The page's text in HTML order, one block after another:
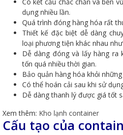
dụng nhiều lần.
Quá trình đóng hàng hóa rất
Thiết kế đặc biệt dễ dàng
loại phương tiện khác nhau
Dễ dàng đóng và lấy hàng ra
tốn quá nhiều thời gian.
Bảo quản hàng hóa khỏi
Có thể hoán cải sau khi sử
Dễ dàng thanh lý được giá tốt
Xem thêm: Kho lạnh container
Cấu tạo của